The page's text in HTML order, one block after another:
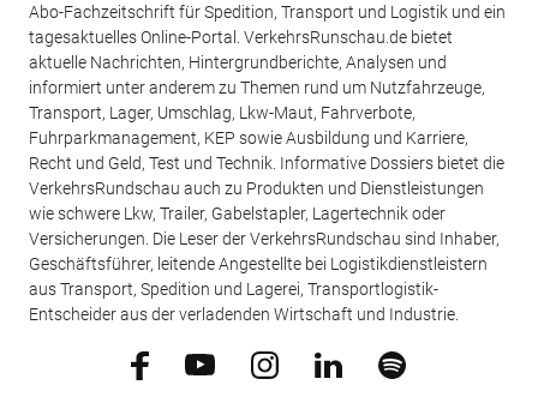
Abo-Fachzeitschrift für Spedition, Transport und Logistik und ein
tagesaktuelles Online-Portal. VerkehrsRunschau.de bietet
aktuelle Nachrichten, Hintergrundberichte, Analysen und
informiert unter anderem zu Themen rund um Nutzfahrzeuge,
Transport, Lager, Umschlag, Lkw-Maut, Fahrverbote,
Fuhrparkmanagement, KEP sowie Ausbildung und Karriere,
Recht und Geld, Test und Technik. Informative Dossiers bietet die
VerkehrsRundschau auch zu Produkten und Dienstleistungen
wie schwere Lkw, Trailer, Gabelstapler, Lagertechnik oder
Versicherungen. Die Leser der VerkehrsRundschau sind Inhaber,
Geschäftsführer, leitende Angestellte bei Logistikdienstleistern
aus Transport, Spedition und Lagerei, Transportlogistik-
Entscheider aus der verladenden Wirtschaft und Industrie.